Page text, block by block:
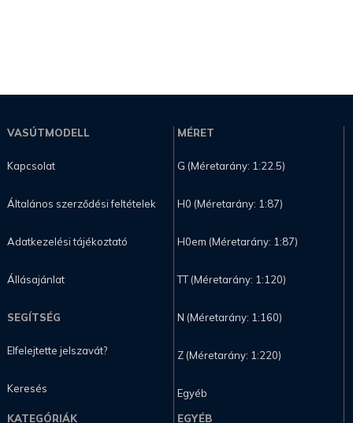
VASÚTMODELL
Kapcsolat
Általános szerződési feltételek
Adatkezelési tájékoztató
Állásajánlat
SEGÍTSÉG
Elfelejtette jelszavát?
Keresés
MÉRET
G (Méretarány: 1:22.5)
H0 (Méretarány: 1:87)
H0em (Méretarány: 1:87)
TT (Méretarány: 1:120)
N (Méretarány: 1:160)
Z (Méretarány: 1:220)
Egyéb
KATEGÓRIÁK
EGYÉB